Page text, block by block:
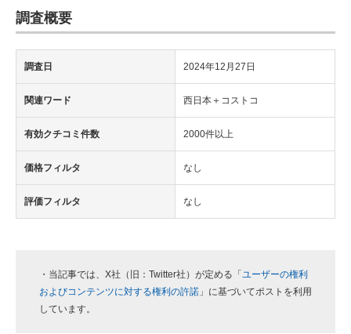
調査概要
調査日 2024年12月27日
関連ワード 西日本＋コストコ
有効クチコミ件数 2000件以上
価格フィルタ なし
評価フィルタ なし
・当記事では、X社（旧：Twitter社）が定める「 ユーザーの権利
およびコンテンツに対する権利の許諾 」に基づいてポストを利用
しています。